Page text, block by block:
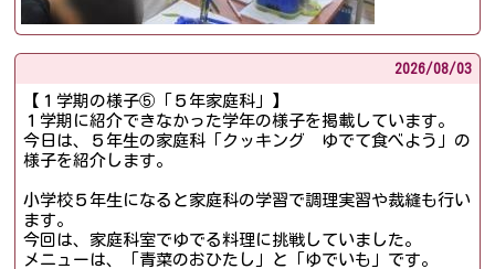
2026/08/03
【１学期の様子⑤「５年家庭科」】
１学期に紹介できなかった学年の様子を掲載しています。
今日は、５年生の家庭科「クッキング ゆでて食べよう」の
様子を紹介します。
小学校５年生になると家庭科の学習で調理実習や裁縫も行い
ます。
今回は、家庭科室でゆでる料理に挑戦していました。
メニューは、「青菜のおひたし」と「ゆでいも」です。